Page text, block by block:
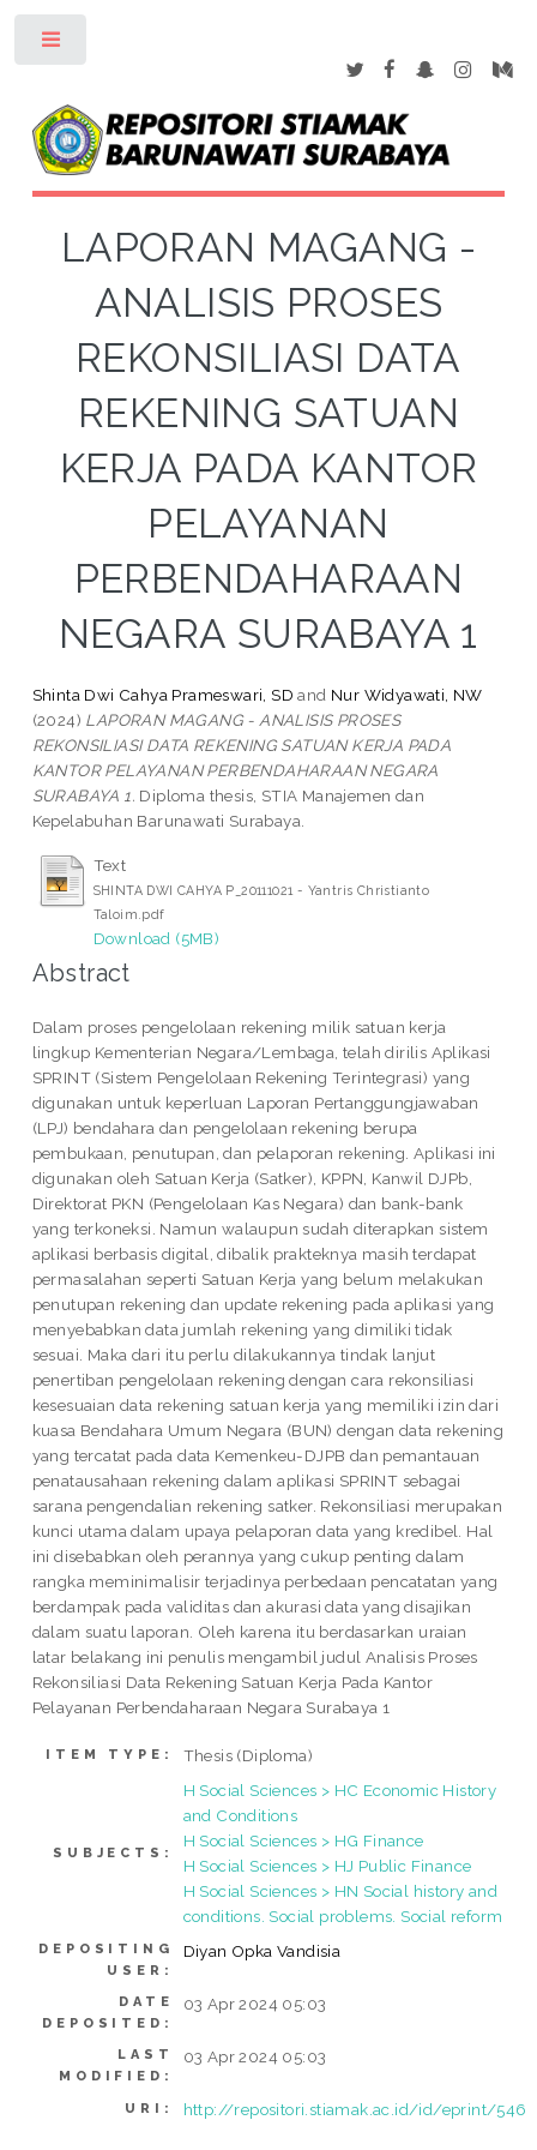
LAPORAN MAGANG -
ANALISIS PROSES
REKONSILIASI DATA
REKENING SATUAN
KERJA PADA KANTOR
PELAYANAN
PERBENDAHARAAN
NEGARA SURABAYA 1
Shinta Dwi Cahya Prameswari, SD and Nur Widyawati, NW
(2024) LAPORAN MAGANG - ANALISIS PROSES
REKONSILIASI DATA REKENING SATUAN KERJA PADA
KANTOR PELAYANAN PERBENDAHARAAN NEGARA
SURABAYA 1. Diploma thesis, STIA Manajemen dan
Kepelabuhan Barunawati Surabaya.
Text
SHINTA DWI CAHYA P_20111021 - Yantris Christianto
Taloim.pdf
Download (5MB)
Abstract
Dalam proses pengelolaan rekening milik satuan kerja
lingkup Kementerian Negara/Lembaga, telah dirilis Aplikasi
SPRINT (Sistem Pengelolaan Rekening Terintegrasi) yang
digunakan untuk keperluan Laporan Pertanggungjawaban
(LPJ) bendahara dan pengelolaan rekening berupa
pembukaan, penutupan, dan pelaporan rekening. Aplikasi ini
digunakan oleh Satuan Kerja (Satker), KPPN, Kanwil DJPb,
Direktorat PKN (Pengelolaan Kas Negara) dan bank-bank
yang terkoneksi. Namun walaupun sudah diterapkan sistem
aplikasi berbasis digital, dibalik prakteknya masih terdapat
permasalahan seperti Satuan Kerja yang belum melakukan
penutupan rekening dan update rekening pada aplikasi yang
menyebabkan data jumlah rekening yang dimiliki tidak
sesuai. Maka dari itu perlu dilakukannya tindak lanjut
penertiban pengelolaan rekening dengan cara rekonsiliasi
kesesuaian data rekening satuan kerja yang memiliki izin dari
kuasa Bendahara Umum Negara (BUN) dengan data rekening
yang tercatat pada data Kemenkeu-DJPB dan pemantauan
penatausahaan rekening dalam aplikasi SPRINT sebagai
sarana pengendalian rekening satker. Rekonsiliasi merupakan
kunci utama dalam upaya pelaporan data yang kredibel. Hal
ini disebabkan oleh perannya yang cukup penting dalam
rangka meminimalisir terjadinya perbedaan pencatatan yang
berdampak pada validitas dan akurasi data yang disajikan
dalam suatu laporan. Oleh karena itu berdasarkan uraian
latar belakang ini penulis mengambil judul Analisis Proses
Rekonsiliasi Data Rekening Satuan Kerja Pada Kantor
Pelayanan Perbendaharaan Negara Surabaya 1
ITEM TYPE: Thesis (Diploma)
SUBJECTS:
H Social Sciences > HC Economic History
and Conditions
H Social Sciences > HG Finance
H Social Sciences > HJ Public Finance
H Social Sciences > HN Social history and
conditions. Social problems. Social reform
DEPOSITING
USER:
Diyan Opka Vandisia
DATE
DEPOSITED:
03 Apr 2024 05:03
LAST
MODIFIED:
03 Apr 2024 05:03
URI: http://repositori.stiamak.ac.id/id/eprint/546